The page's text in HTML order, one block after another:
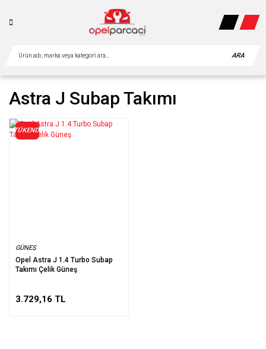
ARA
Astra J Subap Takımı
TÜKENDİ
GÜNEŞ
Opel Astra J 1.4 Turbo Subap
Takımı Çelik Güneş
3.729,16 TL